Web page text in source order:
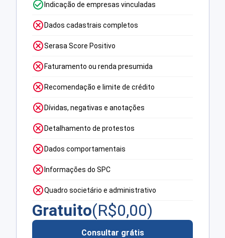
Indicação de empresas vinculadas
Dados cadastrais completos
Serasa Score Positivo
Faturamento ou renda presumida
Recomendação e limite de crédito
Dívidas, negativas e anotações
Detalhamento de protestos
Dados comportamentais
Informações do SPC
Quadro societário e administrativo
Gratuito(R$0,00)
Consultar grátis